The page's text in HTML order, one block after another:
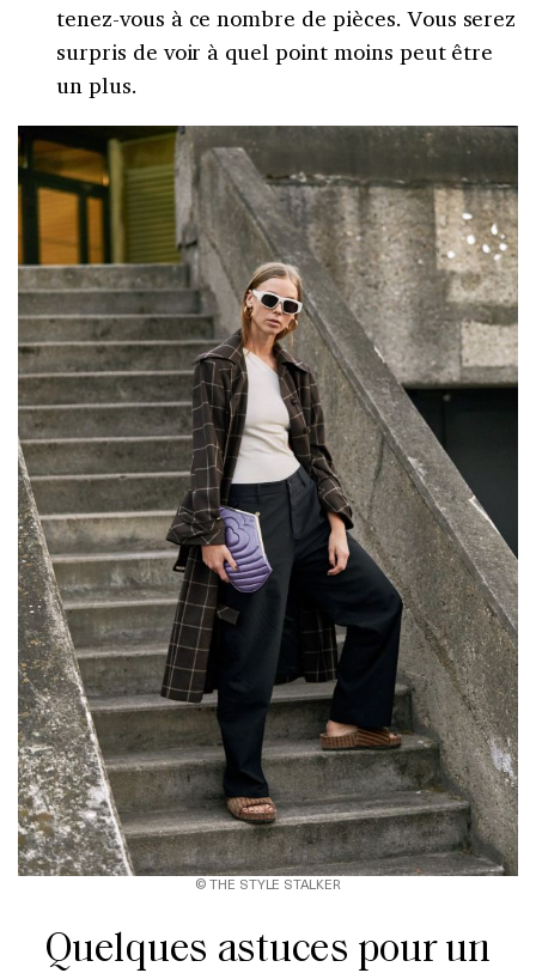
tenez-vous à ce nombre de pièces. Vous serez
surpris de voir à quel point moins peut être
un plus.
© THE STYLE STALKER
Quelques astuces pour un